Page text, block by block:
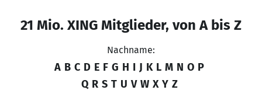
21 Mio. XING Mitglieder, von A bis Z
Nachname:
A B C D E F G H I J K L M N O P
Q R S T U V W X Y Z